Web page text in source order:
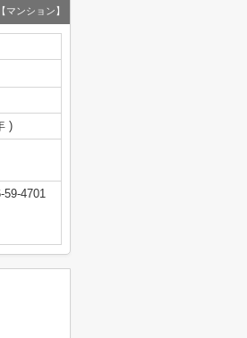
【マンション】
)
59-4701